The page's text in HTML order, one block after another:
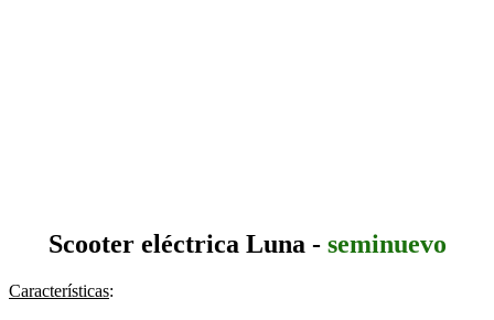
Scooter eléctrica Luna - seminuevo
Características: